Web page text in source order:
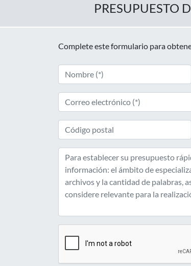
PRESUPUESTO
Complete este formulario para